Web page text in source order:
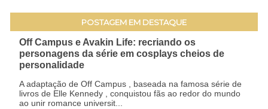
POSTAGEM EM DESTAQUE
Off Campus e Avakin Life: recriando os
personagens da série em cosplays cheios de
personalidade
A adaptação de Off Campus , baseada na famosa série de
livros de Elle Kennedy , conquistou fãs ao redor do mundo
ao unir romance universit...